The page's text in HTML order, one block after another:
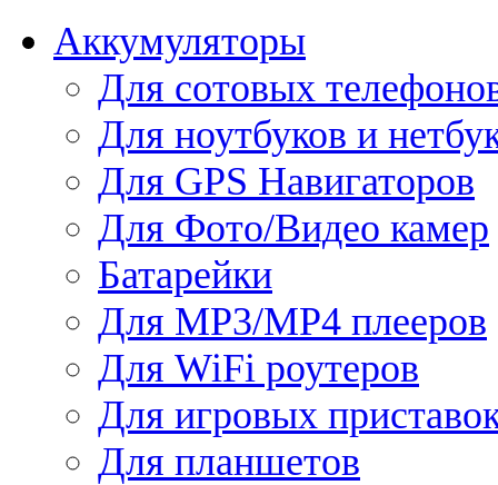
Аккумуляторы
Для сотовых
Для ноутбуков и
Для GPS Навигаторов
Для Фото/Видео камер
Батарейки
Для MP3/MP4 плееров
Для WiFi роутеров
Для игровых
Для планшетов